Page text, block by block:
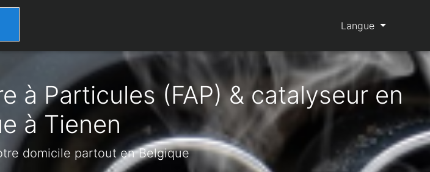
Langue
à Particules (FAP) & catalyseur en
à Tienen
domicile partout en Belgique